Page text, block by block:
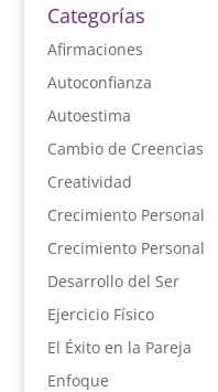
Categorías
Afirmaciones
Autoconfianza
Autoestima
Cambio de Creencias
Creatividad
Crecimiento Personal
Crecimiento Personal
Desarrollo del Ser
Ejercicio Físico
El Éxito en la Pareja
Enfoque